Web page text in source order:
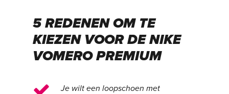
5 REDENEN OM TE
KIEZEN VOOR DE NIKE
VOMERO PREMIUM
Je wilt een loopschoen met